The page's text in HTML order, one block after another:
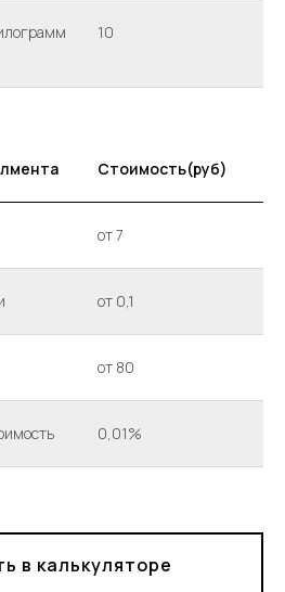
10
Стоимость(руб)
от 7
от 0,1
от 80
0,01%
в калькуляторе